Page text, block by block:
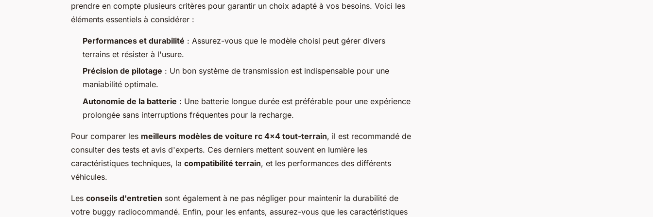
prendre en compte plusieurs critères pour garantir un choix adapté à vos besoins. Voici les
éléments essentiels à considérer :
Performances et durabilité : Assurez-vous que le modèle choisi peut gérer divers
terrains et résister à l'usure.
Précision de pilotage : Un bon système de transmission est indispensable pour une
maniabilité optimale.
Autonomie de la batterie : Une batterie longue durée est préférable pour une expérience
prolongée sans interruptions fréquentes pour la recharge.
Pour comparer les meilleurs modèles de voiture rc 4x4 tout-terrain, il est recommandé de
consulter des tests et avis d'experts. Ces derniers mettent souvent en lumière les
caractéristiques techniques, la compatibilité terrain, et les performances des différents
véhicules.
Les conseils d'entretien sont également à ne pas négliger pour maintenir la durabilité de
votre buggy radiocommandé. Enfin, pour les enfants, assurez-vous que les caractéristiques